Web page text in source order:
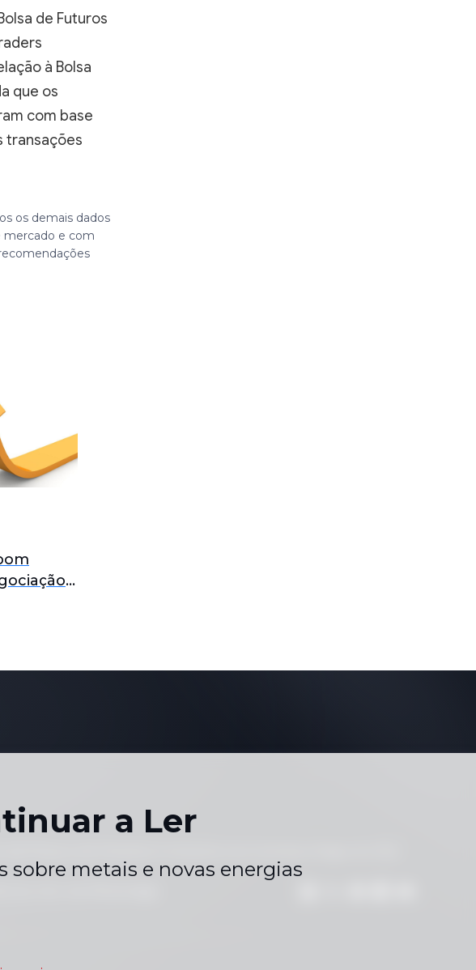
de Futuros
à Bolsa
que os
com base
transações
os demais dados
mercado e com
a Ler
sobre metais e novas energias